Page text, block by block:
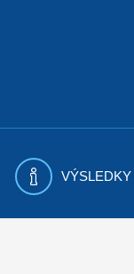
VÝSLEDKY